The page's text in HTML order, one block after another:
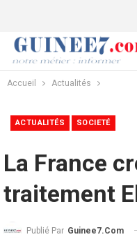
Accueil Actualités
ACTUALITÉS SOCIETÉ
La France
traitement
Publié Par Guinee7.com